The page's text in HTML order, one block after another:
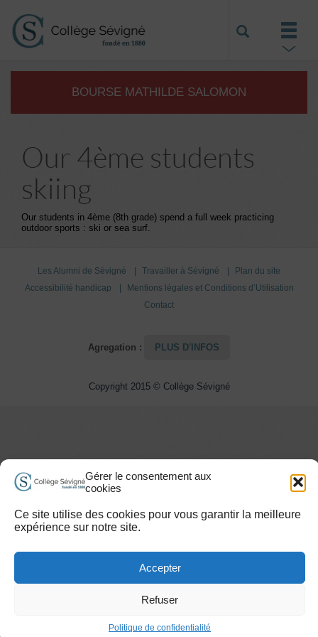
Gérer le consentement aux
cookies
Ce site utilise des cookies pour vous garantir la meilleure
expérience sur notre site.
Accepter
Refuser
Politique de confidentialité
BOURSE MATHILDE SALOMON
Our 4ème students
skiing
Our students in 4ème (8th grade) spend a full week practicing
outdoor sports : ski or sea surf.
Les Alumni de Sévigné Travailler à Sévigné
Plan du site
Accessibilité handicap
Mentions légales et Conditions d’Utilisation
Contact
Agregation : PLUS D'INFOS
Copyright 2015 © Collège Sévigné